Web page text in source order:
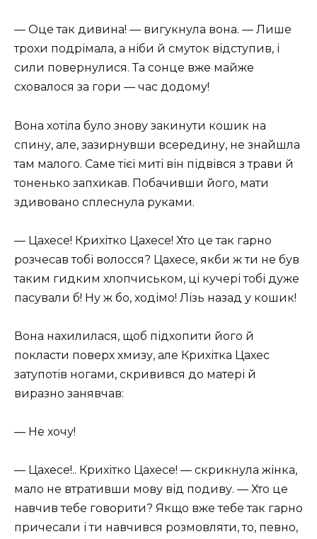
— Оце так дивина! — вигукнула вона. — Лише
трохи подрімала, а ніби й смуток відступив, і
сили повернулися. Та сонце вже майже
сховалося за гори — час додому!
Вона хотіла було знову закинути кошик на
спину, але, зазирнувши всередину, не знайшла
там малого. Саме тієї миті він підвівся з трави й
тоненько запхикав. Побачивши його, мати
здивовано сплеснула руками.
— Цахесе! Крихітко Цахесе! Хто це так гарно
розчесав тобі волосся? Цахесе, якби ж ти не був
таким гидким хлопчиськом, ці кучері тобі дуже
пасували б! Ну ж бо, ходімо! Лізь назад у кошик!
Вона нахилилася, щоб підхопити його й
покласти поверх хмизу, але Крихітка Цахес
затупотів ногами, скривився до матері й
виразно занявчав:
— Не хочу!
— Цахесе!.. Крихітко Цахесе! — скрикнула жінка,
мало не втративши мову від подиву. — Хто це
навчив тебе говорити? Якщо вже тебе так гарно
причесали і ти навчився розмовляти, то, певно,